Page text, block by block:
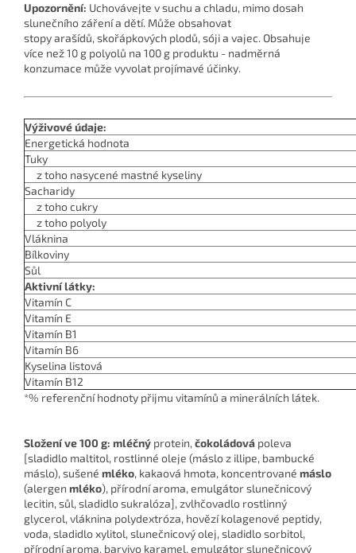
Upozornění: Uchovávejte v suchu a chladu, mimo dosah
slunečního záření a dětí. Může obsahovat
stopy arašídů, skořápkových plodů, sóji a vajec. Obsahuje
více než 10 g polyolů na 100 g produktu - nadměrná
konzumace může vyvolat projímavé účinky.
Výživové údaje:
Energetická hodnota
Tuky
z toho nasycené mastné kyseliny
Sacharidy
z toho cukry
z toho polyoly
Vláknina
Bílkoviny
Sůl
Aktivní látky:
Vitamín C
Vitamín E
Vitamín B1
Vitamín B6
Kyselina listová
Vitamín B12
*% referenční hodnoty přijmu vitamínů a minerálních látek.
Složení ve 100 g: mléčný protein, čokoládová poleva
[sladidlo maltitol, rostlinné oleje (máslo z illipe, bambucké
máslo), sušené mléko, kakaová hmota, koncentrované máslo
(alergen mléko), přírodní aroma, emulgátor slunečnicový
lecitin, sůl, sladidlo sukralóza], zvlhčovadlo rostlinný
glycerol, vláknina polydextróza, hovězí kolagenové peptidy,
voda, sladidlo xylitol, slunečnicový olej, sladidlo sorbitol,
přírodní aroma, barvivo karamel, emulgátor slunečnicový